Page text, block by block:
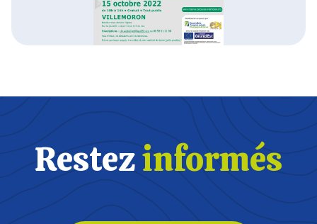
Restezinformés